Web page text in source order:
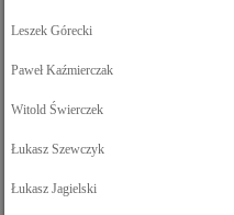
Leszek Górecki
Paweł Kaźmierczak
Witold Świerczek
Łukasz Szewczyk
Łukasz Jagielski